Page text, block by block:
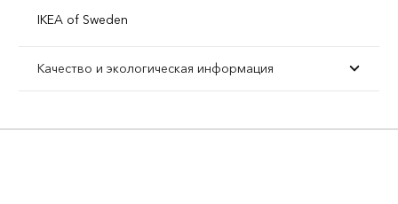
IKEA of Sweden
Качество и экологическая информация